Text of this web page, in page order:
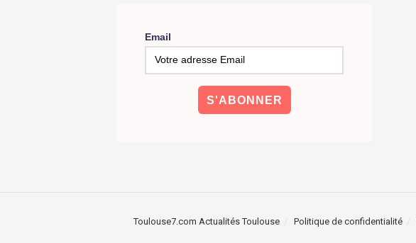
Email
Toulouse7.com Actualités Toulouse Politique de confidentialité